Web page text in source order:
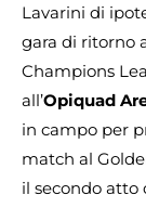
Lavarini di
gara di ritorno
Champions
all’Opiquad
in campo per
match al
il secondo atto